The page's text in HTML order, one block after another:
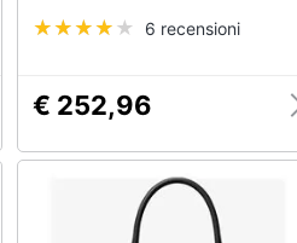
6 recensioni
€ 252,96